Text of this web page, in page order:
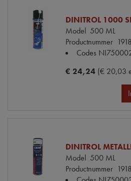
DINITROL 1000
Model 500 ML
Productnummer
Codes
€ 24,24 (€ 20,03
DINITROL
Model 500 ML
Productnummer